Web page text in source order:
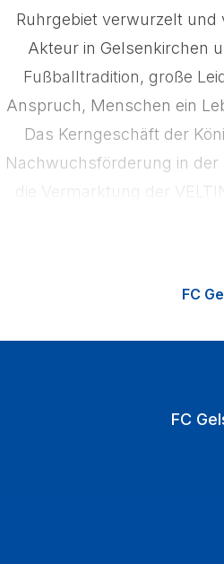
Ruhrgebiet verwurzelt
Akteur in Gelsenkirchen
Fußballtradition, große
Anspruch, Menschen ein
Das Kerngeschäft der
Nachwuchsförderung in der
die Vermarktung der
den Heimspielen
FC
FC